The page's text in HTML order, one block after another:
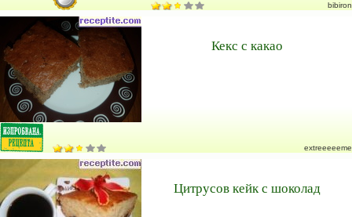
bibiron
Кекс с какао
extreeeeeme
Цитрусов кейк с шоколад